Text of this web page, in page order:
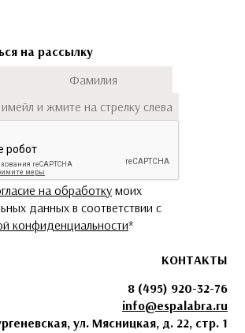
на рассылку
Фамилия
на обработку моих
данных в соответствии с
конфиденциальности*
КОНТАКТЫ
8 (495) 920-32-76
info@espalabra.ru
ул. Мясницкая, д. 22, стр. 1